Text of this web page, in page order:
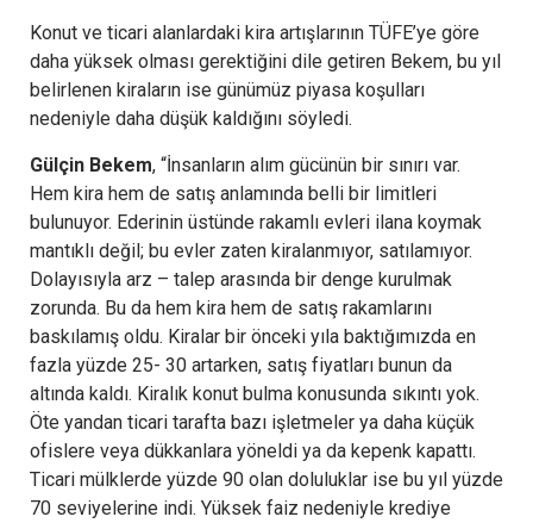
Konut ve ticari alanlardaki kira artışlarının TÜFE’ye göre
daha yüksek olması gerektiğini dile getiren Bekem, bu yıl
belirlenen kiraların ise günümüz piyasa koşulları
nedeniyle daha düşük kaldığını söyledi.
Gülçin Bekem, “İnsanların alım gücünün bir sınırı var.
Hem kira hem de satış anlamında belli bir limitleri
bulunuyor. Ederinin üstünde rakamlı evleri ilana koymak
mantıklı değil; bu evler zaten kiralanmıyor, satılamıyor.
Dolayısıyla arz – talep arasında bir denge kurulmak
zorunda. Bu da hem kira hem de satış rakamlarını
baskılamış oldu. Kiralar bir önceki yıla baktığımızda en
fazla yüzde 25- 30 artarken, satış fiyatları bunun da
altında kaldı. Kiralık konut bulma konusunda sıkıntı yok.
Öte yandan ticari tarafta bazı işletmeler ya daha küçük
ofislere veya dükkanlara yöneldi ya da kepenk kapattı.
Ticari mülklerde yüzde 90 olan doluluklar ise bu yıl yüzde
70 seviyelerine indi. Yüksek faiz nedeniyle krediye